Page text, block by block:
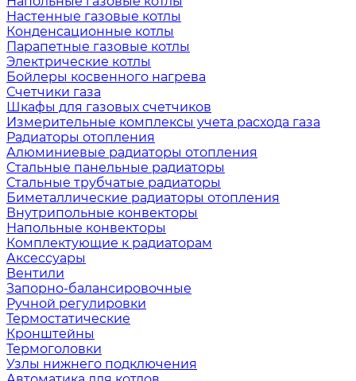
Настенные газовые котлы
Конденсационные котлы
Парапетные газовые котлы
Электрические котлы
Бойлеры косвенного нагрева
Счетчики газа
Шкафы для газовых счетчиков
Измерительные комплексы учета расхода газа
Радиаторы отопления
Алюминиевые радиаторы отопления
Стальные панельные радиаторы
Стальные трубчатые радиаторы
Биметаллические радиаторы отопления
Внутрипольные конвекторы
Напольные конвекторы
Комплектующие к радиаторам
Аксессуары
Вентили
Запорно-балансировочные
Ручной регулировки
Термостатические
Кронштейны
Термоголовки
Узлы нижнего подключения